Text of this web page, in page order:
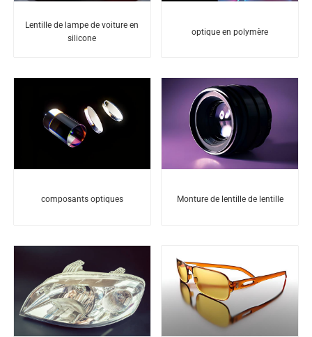
Lentille de lampe de voiture en
silicone
optique en polymère
composants optiques Monture de lentille de lentille